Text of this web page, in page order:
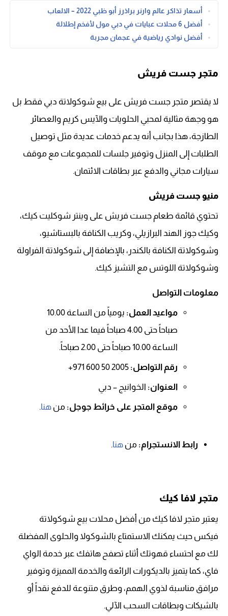
أسعار تذاكر عالم وارنر براذرز أبو ظبي 2022 – الالعاب
أفضل 6 محلات عبايات في دبي مول لأفخم إطلالة
أفضل نوادي رياضية في عجمان مجربة
متجر جست فريش
لا يقتصر متجر جست فريش على بيع شوكولاتة دبي فقط بل
هو وجهة مثالية لمحبي الحلويات والآيس كريم والعصائر
الطازجة، هذا بجانب أنه يدعم خدمات عديدة مثل توصيل
الطلبات إلى المنزل وتوفير جلسات للمجموعات مع موقف
سيارات مجاني والدفع عبر بطاقات الائتمان.
منيو جست فريش
تحتوي قائمة طعام جست فريش على وينتر شوكليت كيك،
وكيك جوز الهند البرازيلي، وكريب الكنافة بالبستاشيو،
وشوكولاتة الكنافة بالكندر، بالإضافة إلى شوكولاتة الفراولة
وشوكولاتة اللوتس مع التشيز كيك.
معلومات التواصل
مواعيد العمل:
يومياً من الساعة 10.00
صباحاً حتى 4.00 صباحاً فيما عدا الأحد من
الساعة 10.00 صباحاً حتى 2.00 صباحاً.
رقم التواصل: 2005 50 600 971+
العنوان: الخوانيج – دبي
موقع المتجر على خرائط جوجل: من هنا.
رابط الانستجرام: من هنا.
متجر لافا كيك
يعتبر متجر لافا كيك من أفضل محلات بيع شوكولاتة
فيكس حيث يمكنك الاستمتاع بالشوكولا والحلوى المفضلة
لك مع احتساء قهوتك أثناء تصفح هاتفك عبر خدمة الواي
فاي، كما يتميز بالديكورات الرائعة والخدمة المميزة وتوفير
مرافق مناسبة لذوي الهمم، وطرق متنوعة للدفع نقداً أو
بالشيكات وبطاقات السحب الآلي.